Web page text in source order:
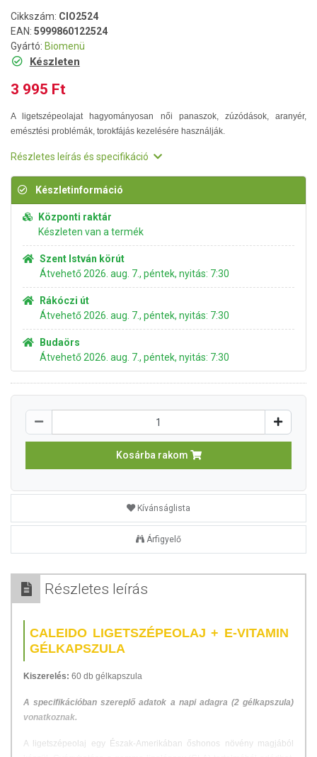
Cikkszám: CIO2524
EAN: 5999860122524
Gyártó: Biomenü
Készleten
3 995 Ft
A ligetszépeolajat hagyományosan női panaszok, zúzódások, aranyér,
emésztési problémák, torokfájás kezelésére használják.
Részletes leírás és specifikáció
Készletinformáció
Központi raktár
Készleten van a termék
Szent István körút
Átvehető 2026. aug. 7., péntek, nyitás: 7:30
Rákóczi út
Átvehető 2026. aug. 7., péntek, nyitás: 7:30
Budaörs
Átvehető 2026. aug. 7., péntek, nyitás: 7:30
Kosárba rakom
Kívánságlista
Árfigyelő
Részletes leírás
CALEIDO LIGETSZÉPEOLAJ + E-VITAMIN
GÉLKAPSZULA
Kiszerelés: 60 db gélkapszula
A specifikációban szereplő adatok a napi adagra (2 gélkapszula)
vonatkoznak.
A ligetszépeolaj egy Észak-Amerikában őshonos növény magjából